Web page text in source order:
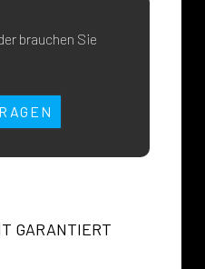
brauchen Sie
GARANTIERT